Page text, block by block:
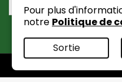
Pour plus
notre Politique de
Sortie
© Copyright 2026